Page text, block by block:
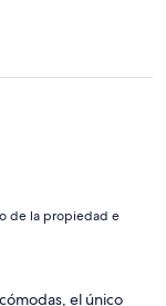
de la propiedad e
el único